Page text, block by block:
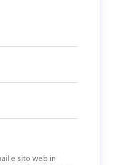
e sito web in